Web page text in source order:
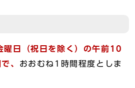
曜日（祝日を除く）の午前10
、 おおむね1時間程度としま